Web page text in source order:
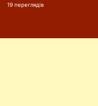
19 переглядів